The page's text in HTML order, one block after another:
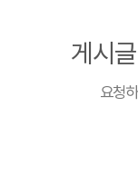
게시
요청